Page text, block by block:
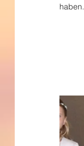
haben.